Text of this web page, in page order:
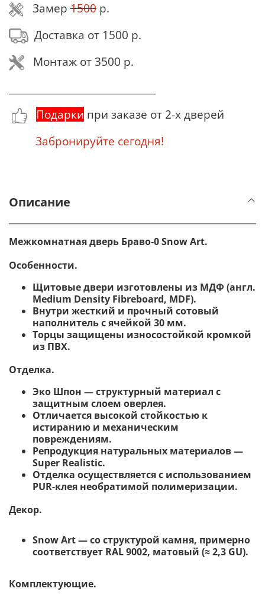
Замер 1500 р.
Доставка от 1500 р.
Монтаж от 3500 р.
Подарки при заказе от 2-х дверей
Забронируйте сегодня!
Описание
Межкомнатная дверь Браво-0 Snow Art.
Особенности.
Щитовые двери изготовлены из МДФ (англ.
Medium Density Fibreboard, MDF).
Внутри жесткий и прочный сотовый
наполнитель с ячейкой 30 мм.
Торцы защищены износостойкой кромкой
из ПВХ.
Отделка.
Эко Шпон — структурный материал с
защитным слоем оверлея.
Отличается высокой стойкостью к
истиранию и механическим
повреждениям.
Репродукция натуральных материалов —
Super Realistic.
Отделка осуществляется с использованием
PUR-клея необратимой полимеризации.
Декор.
Snow Art — со структурой камня, примерно
соответствует RAL 9002, матовый (≈ 2,3 GU).
Комплектующие.